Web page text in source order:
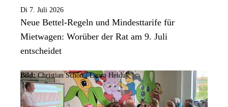
Di 7. Juli 2026
Neue Bettel-Regeln und Mindesttarife für
Mietwagen: Worüber der Rat am 9. Juli
entscheidet
Bild: Christian Schön / Laura Heiduk